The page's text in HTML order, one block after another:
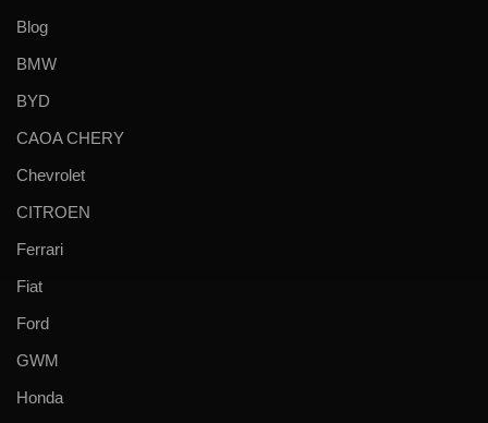
Blog
BMW
BYD
CAOA CHERY
Chevrolet
CITROEN
Ferrari
Fiat
Ford
GWM
Honda